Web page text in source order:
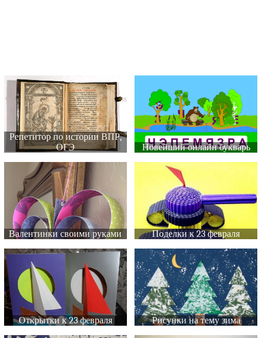
Репетитор по истории ВПР,
ОГЭ
Новейший онлайн букварь
Валентинки своими руками Поделки к 23 февраля
Открытки к 23 февраля Рисунки на тему зима